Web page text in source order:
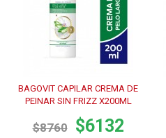
BAGOVIT CAPILAR CREMA DE
PEINAR SIN FRIZZ X200ML
$8760 $6132